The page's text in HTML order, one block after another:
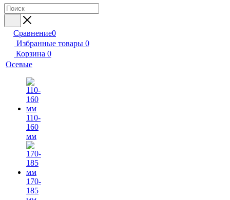
Сравнение0
Избранные товары 0
Корзина 0
Осевые
110-
160
мм
170-
185